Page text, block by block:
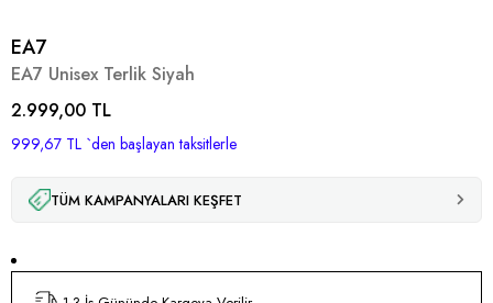
EA7
EA7 Unisex Terlik Siyah
2.999,00 TL
999,67 TL `den başlayan taksitlerle
TÜM KAMPANYALARI KEŞFET